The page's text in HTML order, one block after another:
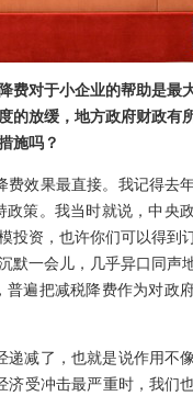
费对于小企业的帮助是最
的放缓，地方政府财政有
施吗？
效果最直接。我记得去
策。我当时就说，中央
投资，也许你们可以得到
默一会儿，几乎异口同声
遍把减税降费作为对政
减了，也就是说作用不
济受冲击最严重时，我们